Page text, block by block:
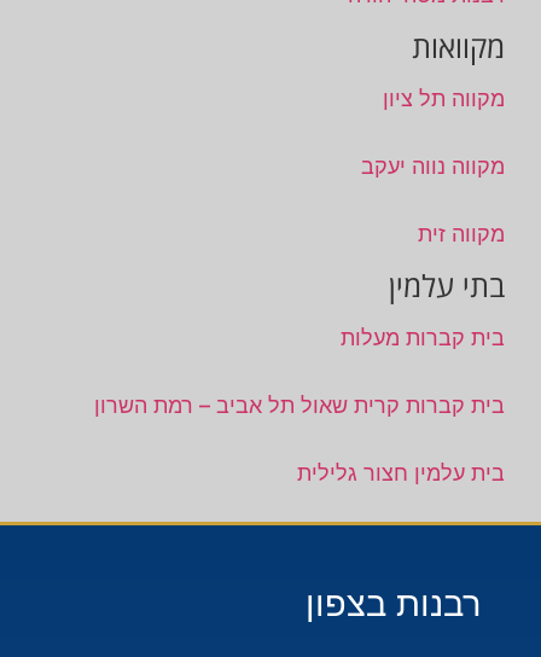
מקוואות
מקווה תל ציון
מקווה נווה יעקב
מקווה זית
בתי עלמין
בית קברות מעלות
בית קברות קרית שאול תל אביב – רמת השרון
בית עלמין חצור גלילית
רבנות בצפון